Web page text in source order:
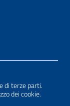
di terze parti.
dei cookie.
| Basato sul